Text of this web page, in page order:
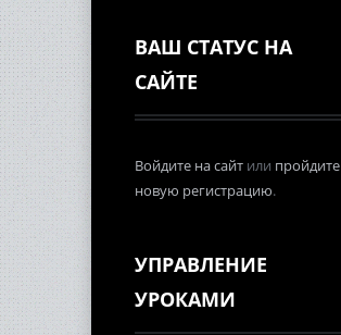
ВАШ СТАТУС НА
САЙТЕ
Войдите на сайт или пройдите
новую регистрацию.
УПРАВЛЕНИЕ
УРОКАМИ